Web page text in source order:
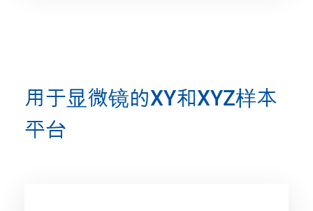
用于显微镜的XY和XYZ样本
平台